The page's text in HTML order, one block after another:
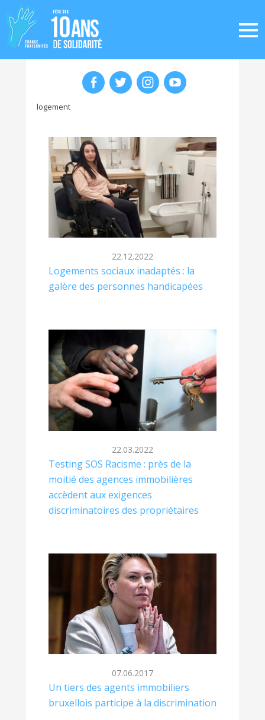
logement
22.12.2022
Logements sociaux inadaptés : la
galère des personnes handicapées
22.03.2022
Testing SOS Racisme : près de la
moitié des agences immobilières
accèdent aux exigences
discriminatoires des propriétaires
07.06.2017
Un tiers des agents immobiliers
bruxellois participe à la discrimination